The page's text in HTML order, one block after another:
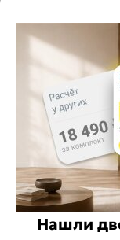
+7 (495) 984-
Заказать звонок
Стать
Расскажите о нас
Оцените магазин
ИКС 1340
Нашли